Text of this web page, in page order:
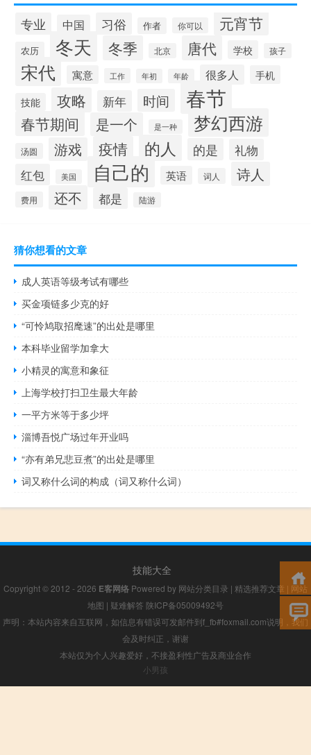
专业 中国 习俗 作者 你可以 元宵节
农历 冬天 冬季 北京 唐代 学校 孩子
宋代 寓意 工作 年初 年龄 很多人 手机
技能 攻略 新年 时间 春节
春节期间 是一个 是一种 梦幻西游
汤圆 游戏 疫情 的人 的是
礼物
红包
美国 自己的 英语 词人 诗人
费用 还不 都是 陆游
猜你想看的文章
成人英语等级考试有哪些
买金项链多少克的好
“可怜鸠取招麾速”的出处是哪里
本科毕业留学加拿大
小精灵的寓意和象征
上海学校打扫卫生最大年龄
一平方米等于多少坪
淄博吾悦广场过年开业吗
“亦有弟兄悲豆煮”的出处是哪里
词又称什么词的构成（词又称什么词）
技能大全
Copyright © 2012 - 2026 E客网络 Powered by 网站分类目录 | 精选推荐文章 | 网站
地图 | 疑难解答 陕ICP备05009492号
声明：本站内容来自互联网，如信息有错误可发邮件到f_fb#foxmail.com说明，我们
会及时纠正，谢谢
本站仅为个人兴趣爱好，不接盈利性广告及商业合作
小男孩